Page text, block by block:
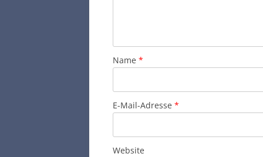
Name *
E-Mail-Adresse *
Website